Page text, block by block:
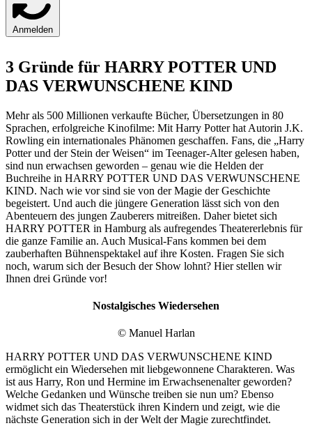
Anmelden
3 Gründe für HARRY POTTER UND
DAS VERWUNSCHENE KIND
Mehr als 500 Millionen verkaufte Bücher, Übersetzungen in 80
Sprachen, erfolgreiche Kinofilme: Mit Harry Potter hat Autorin J.K.
Rowling ein internationales Phänomen geschaffen. Fans, die „Harry
Potter und der Stein der Weisen“ im Teenager-Alter gelesen haben,
sind nun erwachsen geworden – genau wie die Helden der
Buchreihe in HARRY POTTER UND DAS VERWUNSCHENE
KIND. Nach wie vor sind sie von der Magie der Geschichte
begeistert. Und auch die jüngere Generation lässt sich von den
Abenteuern des jungen Zauberers mitreißen. Daher bietet sich
HARRY POTTER in Hamburg als aufregendes Theatererlebnis für
die ganze Familie an. Auch Musical-Fans kommen bei dem
zauberhaften Bühnenspektakel auf ihre Kosten. Fragen Sie sich
noch, warum sich der Besuch der Show lohnt? Hier stellen wir
Ihnen drei Gründe vor!
Nostalgisches Wiedersehen
© Manuel Harlan
HARRY POTTER UND DAS VERWUNSCHENE KIND
ermöglicht ein Wiedersehen mit liebgewonnene Charakteren. Was
ist aus Harry, Ron und Hermine im Erwachsenenalter geworden?
Welche Gedanken und Wünsche treiben sie nun um? Ebenso
widmet sich das Theaterstück ihren Kindern und zeigt, wie die
nächste Generation sich in der Welt der Magie zurechtfindet.